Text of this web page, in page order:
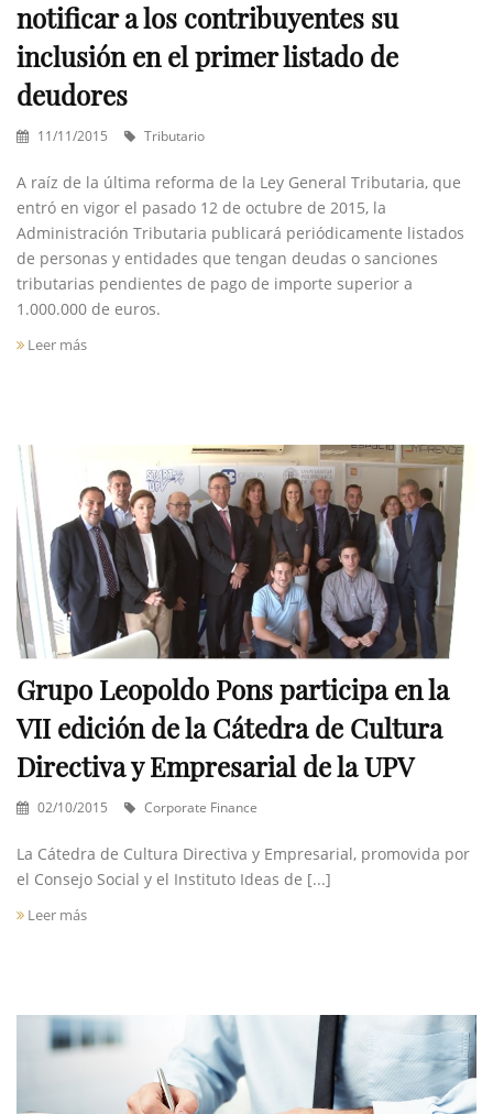
notificar a los contribuyentes su
inclusión en el primer listado de
deudores
11/11/2015 Tributario
A raíz de la última reforma de la Ley General Tributaria, que
entró en vigor el pasado 12 de octubre de 2015, la
Administración Tributaria publicará periódicamente listados
de personas y entidades que tengan deudas o sanciones
tributarias pendientes de pago de importe superior a
1.000.000 de euros.
Leer más
Grupo Leopoldo Pons participa en la
VII edición de la Cátedra de Cultura
Directiva y Empresarial de la UPV
02/10/2015 Corporate Finance
La Cátedra de Cultura Directiva y Empresarial, promovida por
el Consejo Social y el Instituto Ideas de [...]
Leer más